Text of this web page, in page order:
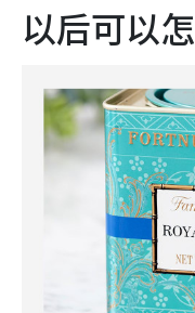
以后可以